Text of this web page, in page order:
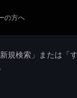
の方へ
規検索」または